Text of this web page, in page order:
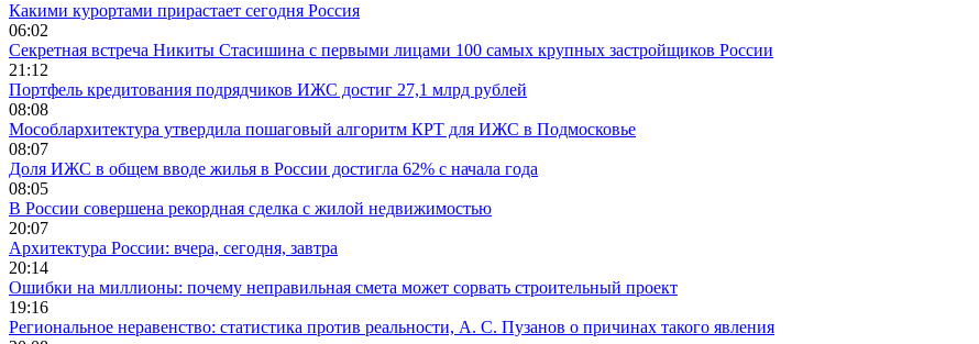
Какими курортами прирастает сегодня Россия
06:02
Секретная встреча Никиты Стасишина с первыми лицами 100 самых крупных застройщиков России
21:12
Портфель кредитования подрядчиков ИЖС достиг 27,1 млрд рублей
08:08
Мособлархитектура утвердила пошаговый алгоритм КРТ для ИЖС в Подмосковье
08:07
Доля ИЖС в общем вводе жилья в России достигла 62% с начала года
08:05
В России совершена рекордная сделка с жилой недвижимостью
20:07
Архитектура России: вчера, сегодня, завтра
20:14
Ошибки на миллионы: почему неправильная смета может сорвать строительный проект
19:16
Региональное неравенство: статистика против реальности, А. С. Пузанов о причинах такого явления